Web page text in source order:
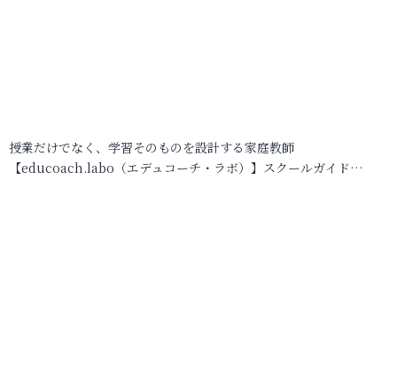
授業だけでなく、学習そのものを設計する家庭教師
【educoach.labo（エデュコーチ・ラボ）】スクールガイド…